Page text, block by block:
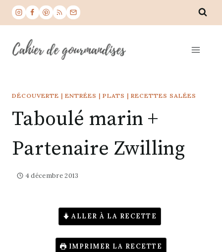
Aller
contenu
DÉCOUVERTE | ENTRÉES | PLATS | RECETTES SALÉES
Taboulé marin +
Partenaire Zwilling
4 décembre 2013
ALLER À LA RECETTE
IMPRIMER LA RECETTE